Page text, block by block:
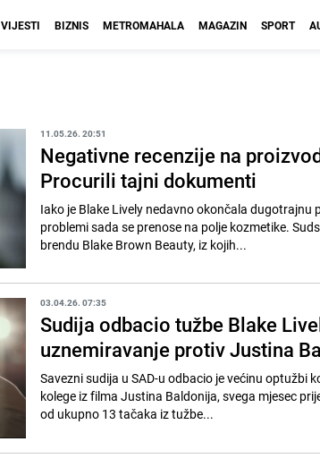
VIJESTI BIZNIS METROMAHALA MAGAZIN SPORT
11.05.26. 20:51
Negativne recenzije na
Procurili tajni dokumenti
Iako je Blake Lively nedavno okončala
problemi sada se prenose na polje kozmetike.
brendu Blake Brown Beauty, iz kojih...
03.04.26. 07:35
Sudija odbacio tužbe Blake
uznemiravanje protiv Justina
Savezni sudija u SAD-u odbacio je većinu optužbi
kolege iz filma Justina Baldonija, svega mjesec
od ukupno 13 tačaka iz tužbe...